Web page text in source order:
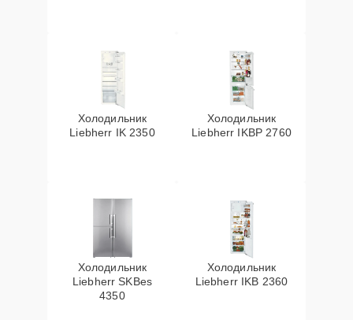
Холодильник
Liebherr IK 2350
Холодильник
Liebherr IKBP 2760
Холодильник
Liebherr SKBes
4350
Холодильник
Liebherr IKB 2360